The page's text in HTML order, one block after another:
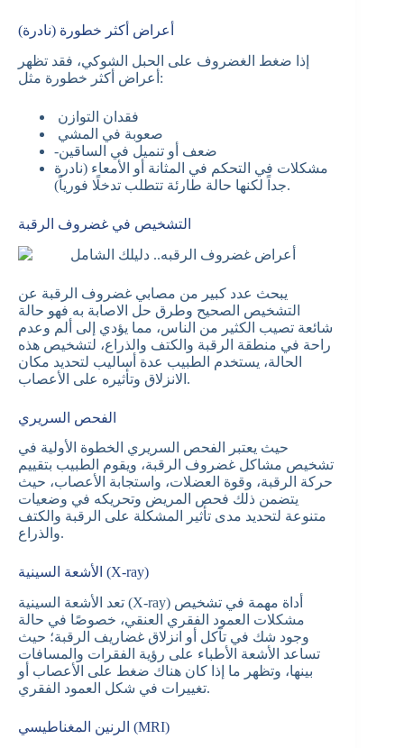
أعراض أكثر خطورة (نادرة)
إذا ضغط الغضروف على الحبل الشوكي، فقد تظهر
أعراض أكثر خطورة مثل:
فقدان التوازن
صعوبة في المشي
-ضعف أو تنميل في الساقين
مشكلات في التحكم في المثانة أو الأمعاء (نادرة
جداً لكنها حالة طارئة تتطلب تدخلًا فورياً).
التشخيص في غضروف الرقبة
يبحث عدد كبير من مصابي غضروف الرقبة عن
التشخيص الصحيح وطرق حل الاصابة به فهو حالة
شائعة تصيب الكثير من الناس، مما يؤدي إلى ألم وعدم
راحة في منطقة الرقبة والكتف والذراع، لتشخيص هذه
الحالة، يستخدم الطبيب عدة أساليب لتحديد مكان
الانزلاق وتأثيره على الأعصاب.
الفحص السريري
حيث يعتبر الفحص السريري الخطوة الأولية في
تشخيص مشاكل غضروف الرقبة، ويقوم الطبيب بتقييم
حركة الرقبة، وقوة العضلات، واستجابة الأعصاب، حيث
يتضمن ذلك فحص المريض وتحريكه في وضعيات
متنوعة لتحديد مدى تأثير المشكلة على الرقبة والكتف
والذراع.
الأشعة السينية (X-ray)
تعد الأشعة السينية (X-ray) أداة مهمة في تشخيص
مشكلات العمود الفقري العنقي، خصوصًا في حالة
وجود شك في تآكل أو انزلاق غضاريف الرقبة؛ حيث
تساعد الأشعة الأطباء على رؤية الفقرات والمسافات
بينها، وتظهر ما إذا كان هناك ضغط على الأعصاب أو
تغييرات في شكل العمود الفقري.
الرنين المغناطيسي (MRI)